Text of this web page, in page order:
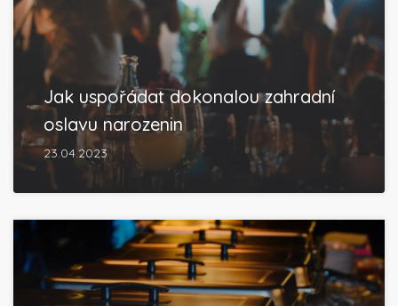
Jak uspořádat dokonalou zahradní
oslavu narozenin
23.04.2023